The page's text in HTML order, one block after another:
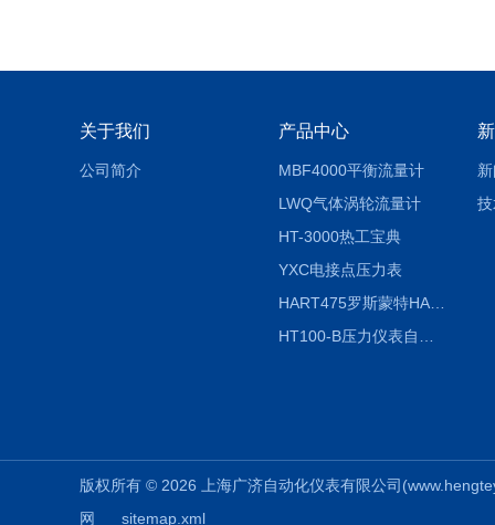
关于我们
公司简介
产品中心
MBF4000平衡流量计
LWQ气体涡轮流量计
HT-3000热工宝典
YXC电接点压力表
HART475罗斯蒙特HART475手操器
版权所有 © 2026 上海广济自动化仪表有限公司
网
sitemap.xml